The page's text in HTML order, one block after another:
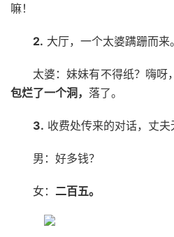
嘛！
2. 大厅，一个太婆蹒跚而来。
太婆：妹妹有不得纸？嗨呀
包烂了一个洞， 落了。
3. 收费处传来的对话，丈夫
男：好多钱？
女： 二百五。